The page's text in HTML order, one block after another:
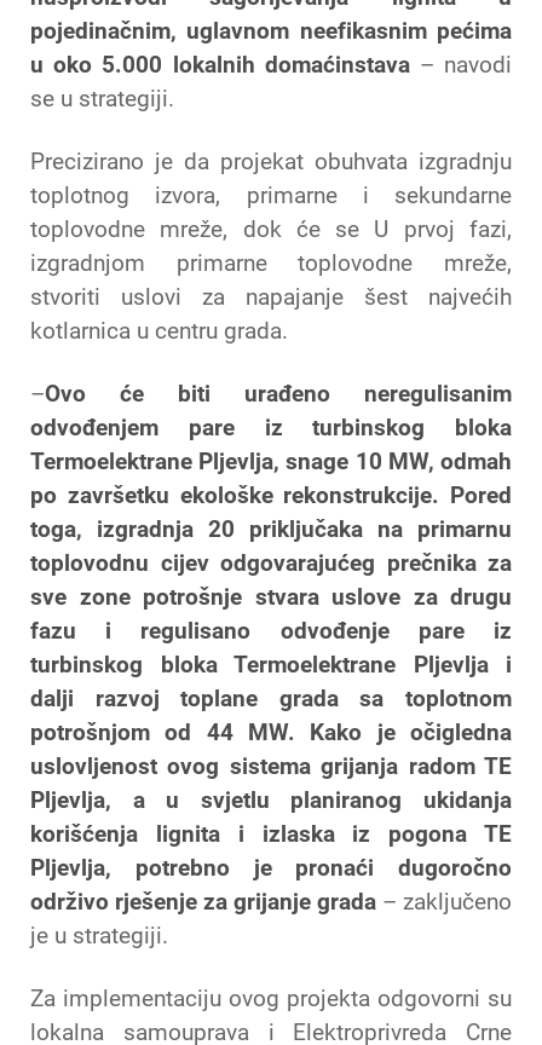
pojedinačnim, uglavnom neefikasnim pećima
u oko 5.000 lokalnih domaćinstava– navodi
se u strategiji.
Precizirano je da projekat obuhvata izgradnju
toplotnog izvora, primarne i sekundarne
toplovodne mreže, dok će se U prvoj fazi,
izgradnjom primarne toplovodne mreže,
stvoriti uslovi za napajanje šest najvećih
kotlarnica u centru grada.
–Ovo će biti urađeno neregulisanim
odvođenjem pare iz turbinskog bloka
Termoelektrane Pljevlja, snage 10 MW, odmah
po završetku ekološke rekonstrukcije. Pored
toga, izgradnja 20 priključaka na primarnu
toplovodnu cijev odgovarajućeg prečnika za
sve zone potrošnje stvara uslove za drugu
fazu i regulisano odvođenje pare iz
turbinskog bloka Termoelektrane Pljevlja i
dalji razvoj toplane grada sa toplotnom
potrošnjom od 44 MW. Kako je očigledna
uslovljenost ovog sistema grijanja radom TE
Pljevlja, a u svjetlu planiranog ukidanja
korišćenja lignita i izlaska iz pogona TE
Pljevlja, potrebno je pronaći dugoročno
održivo rješenje za grijanje grada – zaključeno
je u strategiji.
Za implementaciju ovog projekta odgovorni su
lokalna samouprava i Elektroprivreda Crne